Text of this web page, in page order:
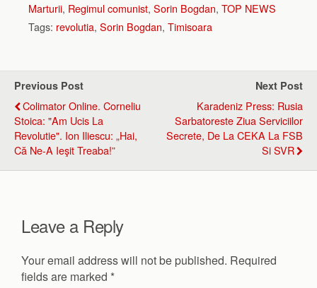
Marturii, Regimul comunist, Sorin Bogdan, TOP NEWS
Tags: revolutia, Sorin Bogdan, Timisoara
Previous Post
Colimator Online. Corneliu
Stoica: "Am Ucis La
Revolutie". Ion Iliescu: „Hai,
Că Ne-A Ieşit Treaba!”
Next Post
Karadeniz Press: Rusia
Sarbatoreste Ziua Serviciilor
Secrete, De La CEKA La FSB
Si SVR
Leave a Reply
Your email address will not be published. Required
fields are marked *